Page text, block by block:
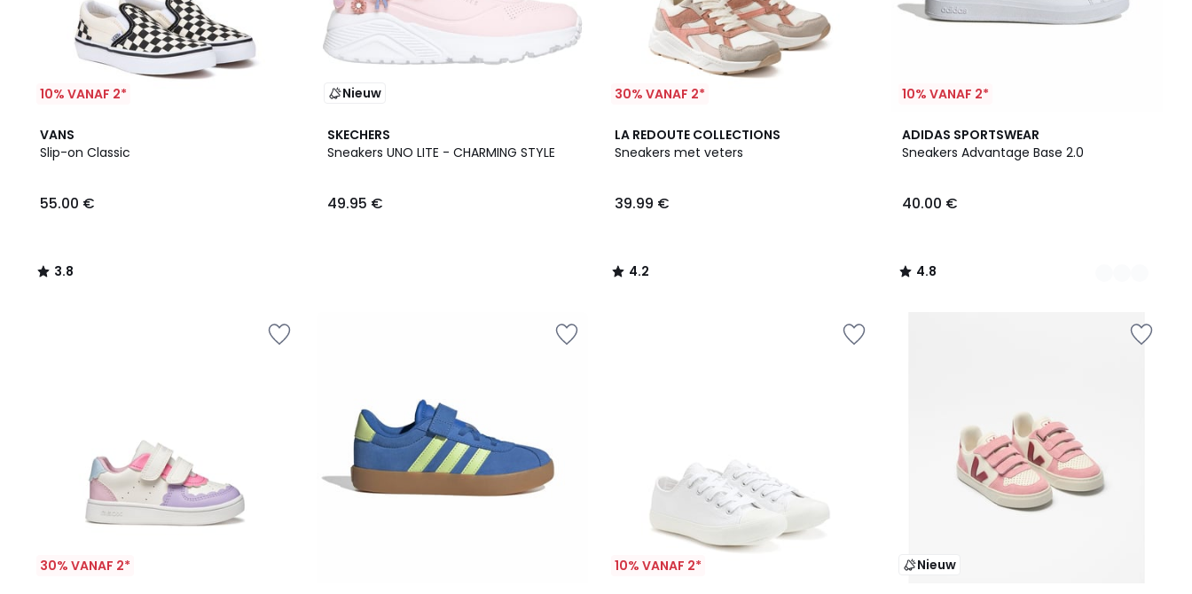
10% VANAF 2*
VANS
Slip-on Classic
55.00 €
3.8
/ 5
3.8
/
Nieuw
SKECHERS
Sneakers UNO LITE - CHARMING STYLE
49.95 €
30% VANAF 2*
LA REDOUTE COLLECTIONS
Sneakers met veters
39.99 €
4.2
/ 5
4.2
/
10% VANAF 2*
ADIDAS SPORTSWEAR
Sneakers Advantage Base 2.0
40.00 €
4.8
/ 5
3
Kleuren
4.8
/
30% VANAF 2* 10% VANAF 2* Nieuw